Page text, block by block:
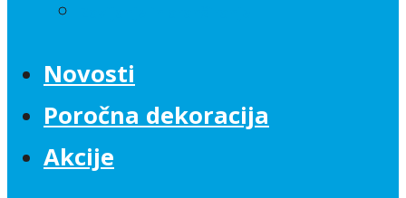
Novosti
Poročna dekoracija
Akcije